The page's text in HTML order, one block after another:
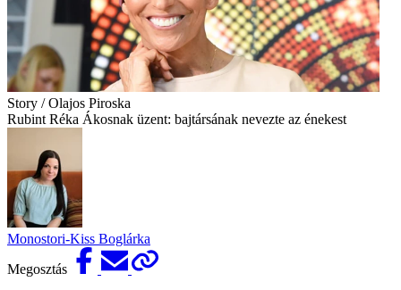
Story / Olajos Piroska
Rubint Réka Ákosnak üzent: bajtársának nevezte az énekest
Monostori-Kiss Boglárka
Megosztás